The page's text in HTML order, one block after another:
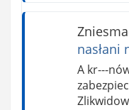
nasłani
A kr---